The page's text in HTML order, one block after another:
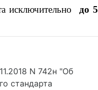
исключительно до 5
N 742н "Об
стандарта